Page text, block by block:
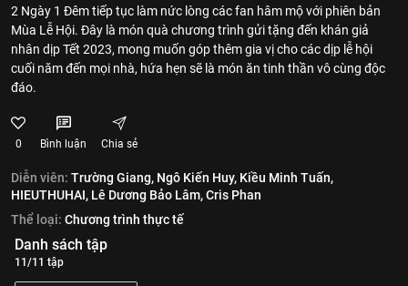
2 Ngày 1 Đêm tiếp tục làm nức lòng các fan hâm mộ với phiên bản
Mùa Lễ Hội. Đây là món quà chương trình gửi tặng đến khán giả
nhân dịp Tết 2023, mong muốn góp thêm gia vị cho các dịp lễ hội
cuối năm đến mọi nhà, hứa hẹn sẽ là món ăn tinh thần vô cùng độc
đáo.
0 Bình luận Chia sẻ
Diễn viên: Trường Giang, Ngô Kiến Huy, Kiều Minh Tuấn,
HIEUTHUHAI, Lê Dương Bảo Lâm,Cris Phan
Thể loại: Chương trình thực tế
Danh sách tập
11/11 tập